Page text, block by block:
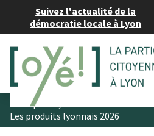
Suivez l'actualité de la
démocratie locale à Lyon
Fabriqué à Lyon et ses alentours #3
Les produits lyonnais 2026